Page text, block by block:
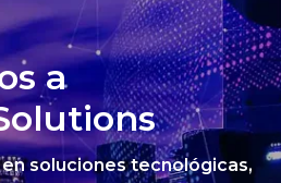
a
soluciones tecnológicas,